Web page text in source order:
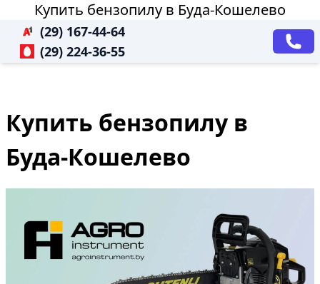
Купить бензопилу в Буда-Кошелево
(29) 167-44-64
(29) 224-36-55
Купить бензопилу в
Буда-Кошелево